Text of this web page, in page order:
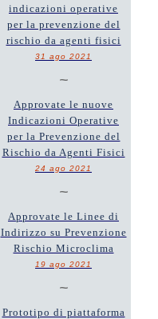
indicazioni operative
per la prevenzione del
rischio da agenti fisici
31 ago 2021
~
Approvate le nuove
Indicazioni Operative
per la Prevenzione del
Rischio da Agenti Fisici
24 ago 2021
~
Approvate le Linee di
Indirizzo su Prevenzione
Rischio Microclima
19 ago 2021
~
Prototipo di piattaforma